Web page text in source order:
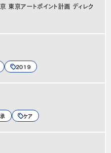
東京アートポイント計画 ディレク
2019
ケア